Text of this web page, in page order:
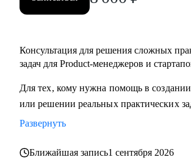
Консультация для решения сложных
задач для Product-менеджеров и
Для тех, кому нужна помощь в создании
или решении реальных практических
Развернуть
Ближайшая запись1 сентября 2026